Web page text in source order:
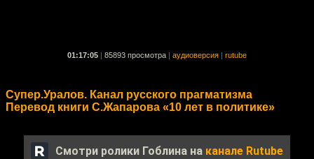
01:17:05 85893 просмотра аудиоверсия rutube
Супер.Уралов. Канал русского прагматизма
Перевод книги С.Жапарова «10 лет в политике»
Смотри ролики Гоблина на канале Rutube